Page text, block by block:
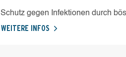
Schutz gegen Infektionen durch
WEITERE INFOS